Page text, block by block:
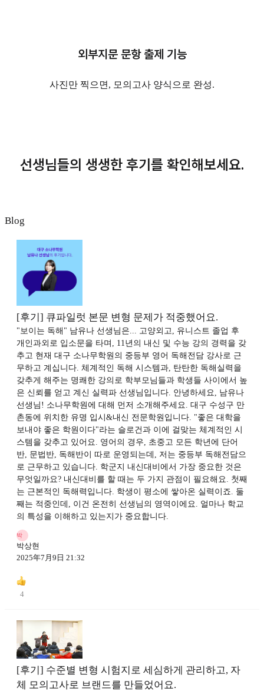
외부지문문항 출제 기능
사진만 찍으면, 모의고사 양식으로 완성.
선생님들의 생생한 후기를 확인해보세요.
Blog
[후기] 큐파일럿 본문 변형 문제가 적중했어요.
"보이는 독해" 남유나 선생님은... 고양외고, 유니스트 졸업 후
개인과외로 입소문을 타며, 11년의 내신 및 수능 강의 경력을 갖
추고 현재 대구 소나무학원의 중등부 영어 독해전담 강사로 근
무하고 계십니다. 체계적인 독해 시스템과, 탄탄한 독해실력을
갖추게 해주는 명쾌한 강의로 학부모님들과 학생들 사이에서 높
은 신뢰를 얻고 계신 실력파 선생님입니다. 안녕하세요, 남유나
선생님! 소나무학원에 대해 먼저 소개해주세요. 대구 수성구 만
촌동에 위치한 유명 입시&내신 전문학원입니다. "좋은 대학을
보내야 좋은 학원이다"라는 슬로건과 이에 걸맞는 체계적인 시
스템을 갖추고 있어요. 영어의 경우, 초중고 모든 학년에 단어
반, 문법반, 독해반이 따로 운영되는데, 저는 중등부 독해전담으
로 근무하고 있습니다. 학군지 내신대비에서 가장 중요한 것은
무엇일까요? 내신대비를 할 때는 두 가지 관점이 필요해요. 첫째
는 근본적인 독해력입니다. 학생이 평소에 쌓아온 실력이죠. 둘
째는 적중인데, 이건 온전히 선생님의 영역이에요. 얼마나 학교
의 특성을 이해하고 있는지가 중요합니다.
박
박상현
2025年7月9日 21:32
4
[후기] 수준별 변형 시험지로 세심하게 관리하고, 자
체 모의고사로 브랜드를 만들었어요.